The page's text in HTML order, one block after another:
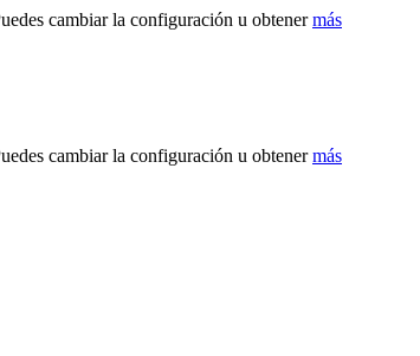
cambiar la configuración u obtenermás
cambiar la configuración u obtenermás